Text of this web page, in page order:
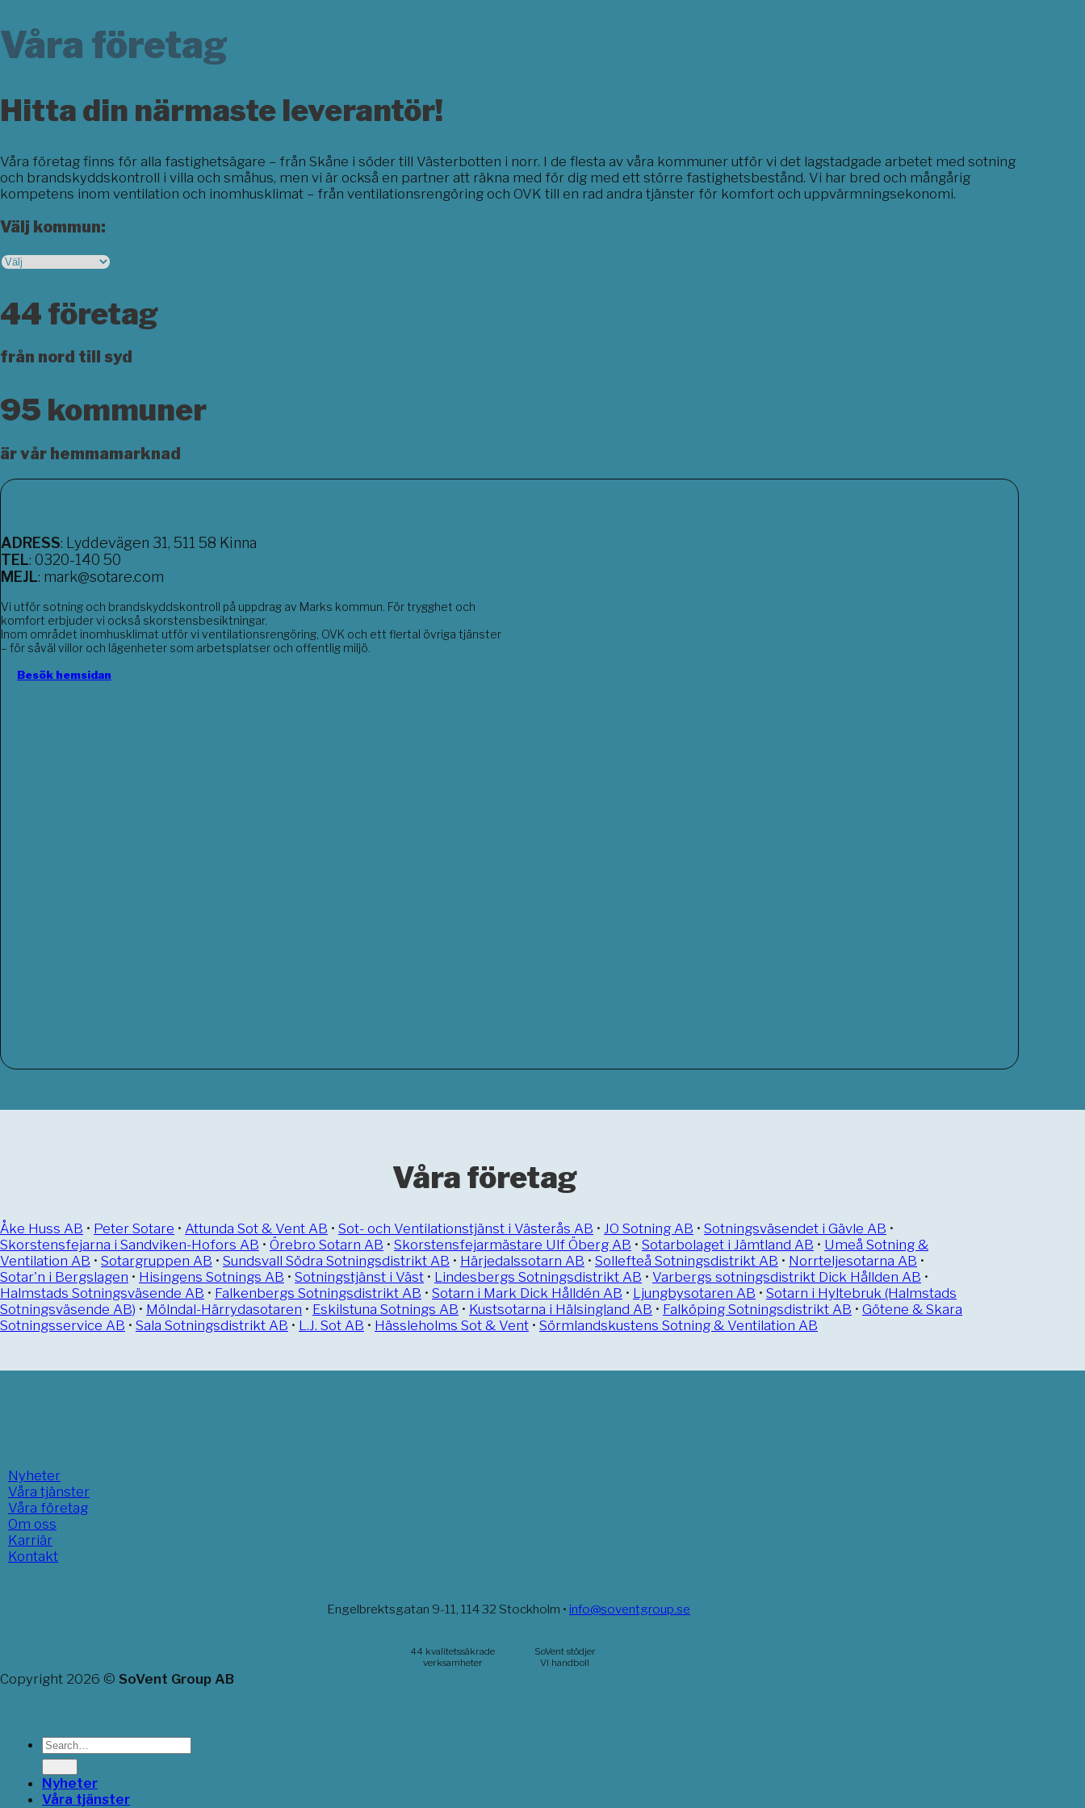
Våra företag
Hitta din närmaste leverantör!
Våra företag finns för alla fastighetsägare – från Skåne i söder till Västerbotten i norr. I de flesta av våra kommuner utför vi det lagstadgade arbetet med sotning
och brandskyddskontroll i villa och småhus, men vi är också en partner att räkna med för dig med ett större fastighetsbestånd. Vi har bred och mångårig
kompetens inom ventilation och inomhusklimat – från ventilationsrengöring och OVK till en rad andra tjänster för komfort och uppvärmningsekonomi.
Välj kommun:
44 företag
från nord till syd
95 kommuner
är vår hemmamarknad
ADRESS: Lyddevägen 31, 511 58 Kinna
TEL: 0320-140 50
MEJL: mark@sotare.com
Vi utför sotning och brandskyddskontroll på uppdrag av Marks kommun. För trygghet och
komfort erbjuder vi också skorstensbesiktningar.
Inom området inomhusklimat utför vi ventilationsrengöring, OVK och ett flertal övriga tjänster
– för såväl villor och lägenheter som arbetsplatser och offentlig miljö.
Besök hemsidan
Våra företag
Åke Huss AB • Peter Sotare • Attunda Sot & Vent AB • Sot- och Ventilationstjänst i Västerås AB • JO Sotning AB • Sotningsväsendet i Gävle AB •
Skorstensfejarna i Sandviken-Hofors AB • Örebro Sotarn AB • Skorstensfejarmästare Ulf Öberg AB • Sotarbolaget i Jämtland AB • Umeå Sotning &
Ventilation AB • Sotargruppen AB • Sundsvall Södra Sotningsdistrikt AB • Härjedalssotarn AB • Sollefteå Sotningsdistrikt AB • Norrteljesotarna AB •
Sotar'n i Bergslagen • Hisingens Sotnings AB • Sotningstjänst i Väst • Lindesbergs Sotningsdistrikt AB • Varbergs sotningsdistrikt Dick Hållden AB •
Halmstads Sotningsväsende AB • Falkenbergs Sotningsdistrikt AB • Sotarn i Mark Dick Hålldén AB • Ljungbysotaren AB • Sotarn i Hyltebruk (Halmstads
Sotningsväsende AB) • Mölndal-Härrydasotaren • Eskilstuna Sotnings AB • Kustsotarna i Hälsingland AB • Falköping Sotningsdistrikt AB • Götene & Skara
Sotningsservice AB • Sala Sotningsdistrikt AB • L.J. Sot AB • Hässleholms Sot & Vent • Sörmlandskustens Sotning & Ventilation AB
Nyheter
Våra tjänster
Våra företag
Om oss
Karriär
Kontakt
Engelbrektsgatan 9-11, 114 32 Stockholm • info@soventgroup.se
44 kvalitetssäkrade
verksamheter
SoVent stödjer
VI handboll
Copyright 2026 © SoVent Group AB
Nyheter
Våra tjänster